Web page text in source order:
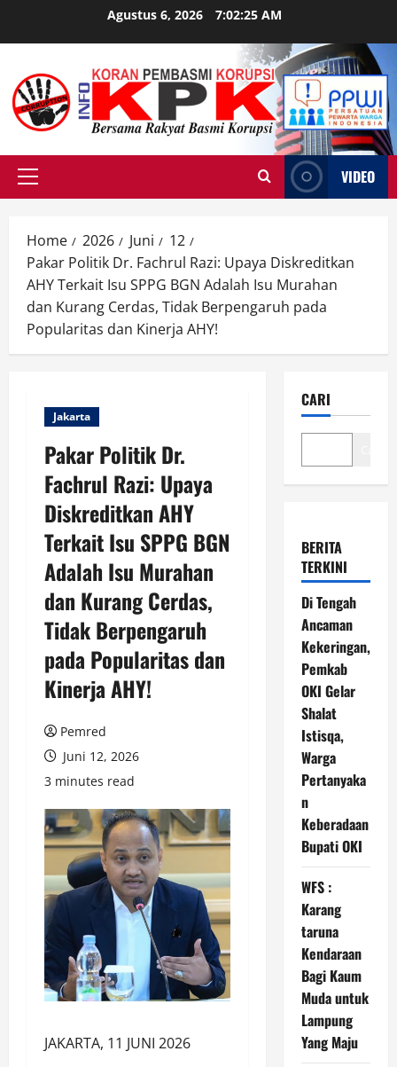
Agustus 6, 2026 7:02:26 AM
Primary
VIDEO
Home 2026 Juni
12
Pakar Politik Dr. Fachrul Razi: Upaya Diskreditkan
AHY Terkait Isu SPPG BGN Adalah Isu Murahan
dan Kurang Cerdas, Tidak Berpengaruh pada
Popularitas dan Kinerja AHY!
Jakarta
Pakar Politik Dr.
Fachrul Razi: Upaya
Diskreditkan AHY
Terkait Isu SPPG BGN
Adalah Isu Murahan
dan Kurang Cerdas,
Tidak Berpengaruh
pada Popularitas dan
Kinerja AHY!
Pemred
Juni 12, 2026
3 minutes read
JAKARTA, 11 JUNI 2026
CARI
BERITA
TERKINI
Di Tengah
Ancaman
Kekeringan,
Pemkab
OKI Gelar
Shalat
Istisqa,
Warga
Pertanyaka
n
Keberadaan
Bupati OKI
WFS :
Karang
taruna
Kendaraan
Bagi Kaum
Muda untuk
Lampung
Yang Maju